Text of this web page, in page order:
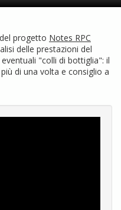
progetto Notes RPC
delle prestazioni del
"colli di bottiglia": il
di una volta e consiglio a